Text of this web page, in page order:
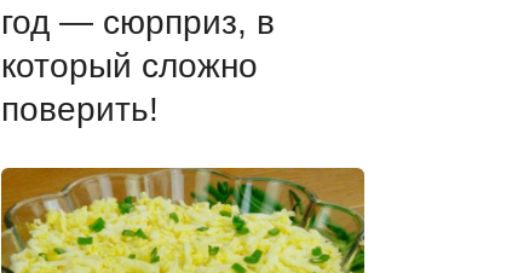
год — сюрприз, в
который сложно
поверить!